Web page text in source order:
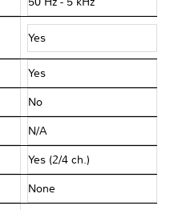
Yes
Yes
No
N/A
Yes (2/4 ch.)
None